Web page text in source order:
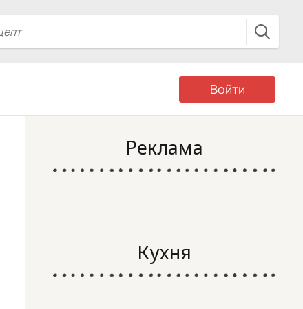
Войти
Реклама
Кухня